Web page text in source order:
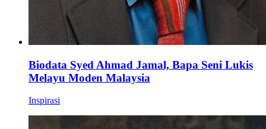
Biodata Syed Ahmad Jamal, Bapa Seni Lukis
Melayu Moden Malaysia
Inspirasi